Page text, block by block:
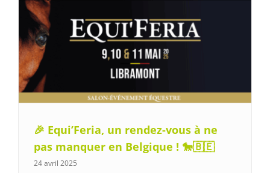
🎉 Equi’Feria, un rendez-vous à ne
pas manquer en Belgique ! 🐎🇧🇪
24 avril 2025